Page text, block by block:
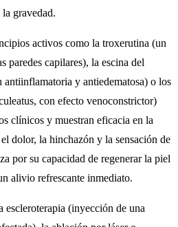
gravedad.
activos como la troxerutina (un
paredes capilares), la escina del
antiinflamatoria y antiedematosa) o los
con efecto venoconstrictor)
clínicos y muestran eficacia en la
dolor, la hinchazón y la sensación de
por su capacidad de regenerar la piel
alivio refrescante inmediato.
escleroterapia (inyección de una